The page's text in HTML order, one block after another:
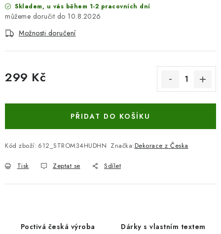
Zakázková výroba
Spolupracujeme
Skladem, u vás během 1-2 pracovních dní
10.8.2026
Možnosti doručení
299 Kč
PŘIDAT DO KOŠÍKU
Kód zboží: 612_STROM34HUDHN Značka:Dekorace z Česka
Tisk Zeptat se Sdílet
Poctivá česká výroba Dárky s vlastním textem